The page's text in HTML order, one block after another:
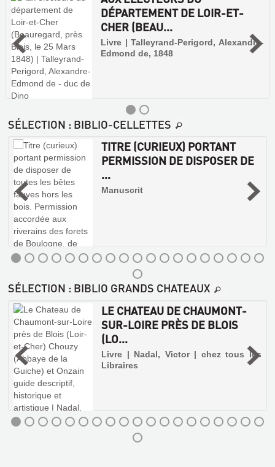
DÉPARTEMENT DE LOIR-ET-
CHER (BEAU...
Livre | Talleyrand-Perigord, Alexandre-
Edmond de, 1848
SÉLECTION : BIBLIO-CELLETTES
TITRE (CURIEUX) PORTANT
PERMISSION DE DISPOSER DE
...
Manuscrit
SÉLECTION : BIBLIO GRANDS CHATEAUX
LE CHATEAU DE CHAUMONT-
SUR-LOIRE PRÈS DE BLOIS
(LO...
Livre | Nadal, Victor | chez tous les
Libraires